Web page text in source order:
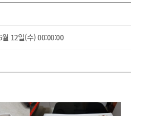
12일(수) 00:00:00